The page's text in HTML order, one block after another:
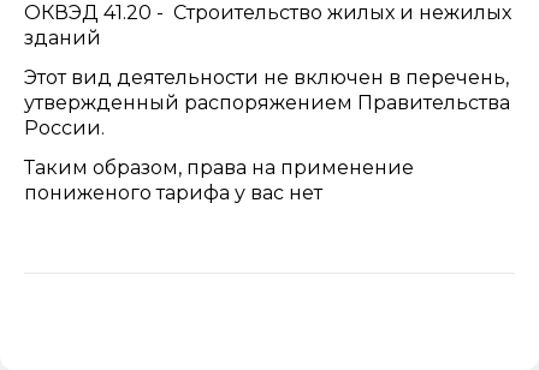
ОКВЭД 41.20 - Строительство жилых и нежилых
зданий
Этот вид деятельности не включен в перечень,
утвержденный распоряжением Правительства
России.
Таким образом, права на применение
пониженого тарифа у вас нет